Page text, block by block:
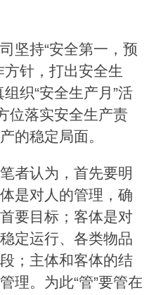
持“安全第一，预
方针，打出安全生
组织“安全生产月”活
位落实安全生产责
的稳定局面。
认为，首先要明
是对人的管理，确
要目标；客体是对
定运行、各类物品
；主体和客体的结
理。为此“管”要管在